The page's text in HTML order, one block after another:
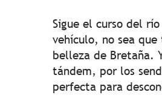
Sigue el curso del
vehículo, no sea
belleza de Bretaña.
tándem, por los
perfecta para